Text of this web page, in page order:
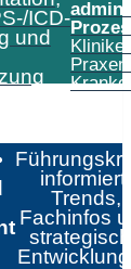
ICD-
und
informiert:
Trends,
Fachinfos